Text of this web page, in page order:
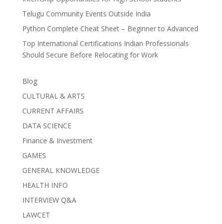
Telugu Community Events Outside India
Python Complete Cheat Sheet – Beginner to Advanced
Top International Certifications Indian Professionals
Should Secure Before Relocating for Work
Blog
CULTURAL & ARTS
CURRENT AFFAIRS
DATA SCIENCE
Finance & Investment
GAMES
GENERAL KNOWLEDGE
HEALTH INFO
INTERVIEW Q&A
LAWCET